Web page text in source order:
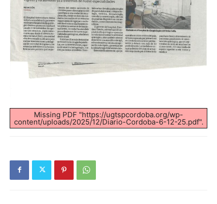
Missing PDF "https://ugtspcordoba.org/wp-
content/uploads/2025/12/Diario-Cordoba-6-12-25.pdf".